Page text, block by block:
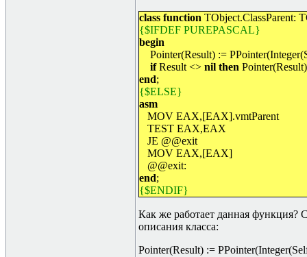
class function TObject.ClassParent:
{$IFDEF PUREPASCAL}
begin
Pointer(Result) :=
ifResult <> nil then
end;
{$ELSE}
asm
MOV EAX,[EAX].vmtParent
TEST EAX,EAX
JE @@exit
MOV EAX,[EAX]
@@exit:
end;
{$ENDIF}
Как же работает данная функция?
описания класса:
Pointer(Result) :=